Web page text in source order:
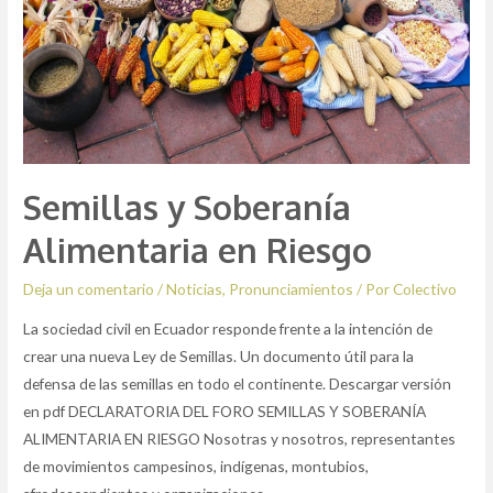
Semillas y Soberanía
Alimentaria en Riesgo
Deja un comentario /Noticias, Pronunciamientos / PorColectivo
La sociedad civil en Ecuador responde frente a la intención de
crear una nueva Ley de Semillas. Un documento útil para la
defensa de las semillas en todo el continente. Descargar versión
en pdf DECLARATORIA DEL FORO SEMILLAS Y SOBERANÍA
ALIMENTARIA EN RIESGO Nosotras y nosotros, representantes
de movimientos campesinos, indígenas, montubios,